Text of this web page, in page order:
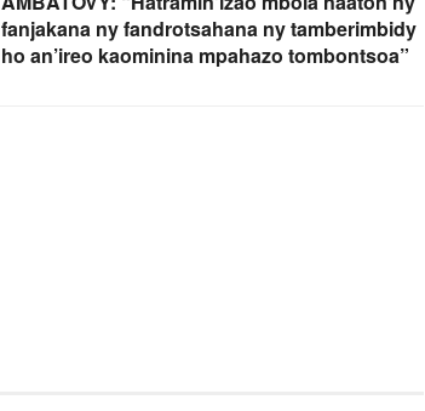
fanjakana ny fandrotsahana ny tamberimbidy
ho an’ireo kaominina mpahazo tombontsoa”